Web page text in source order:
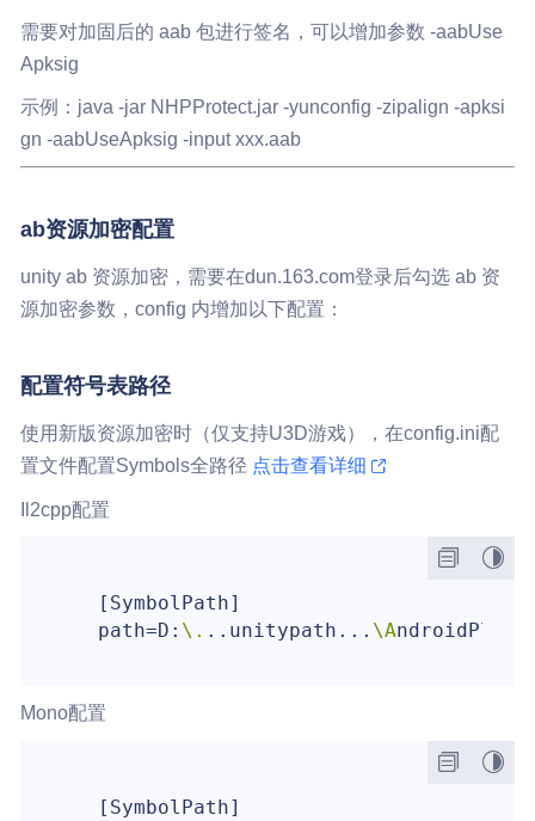
需要对加固后的 aab 包进行签名，可以增加参数 -aabUse
Apksig
示例：java -jar NHPProtect.jar -yunconfig -zipalign -apksi
gn -aabUseApksig -input xxx.aab
ab资源加密配置
unity ab 资源加密，需要在dun.163.com登录后勾选 ab 资
源加密参数，config 内增加以下配置：
配置符号表路径
使用新版资源加密时（仅支持U3D游戏），在config.ini配
置文件配置Symbols全路径 点击查看详细
Il2cpp配置
   [SymbolPath]
   path=D:
\. ..unitypath... \A
Mono配置
   [SymbolPath]